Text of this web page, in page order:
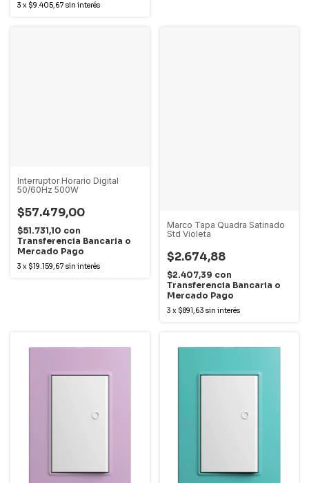
3 x $9.405,67 sin interés
Interruptor Horario Digital
50/60Hz 500W
$57.479,00
$51.731,10 con
Transferencia Bancaria o
Mercado Pago
3 x $19.159,67 sin interés
Marco Tapa Quadra Satinado
Std Violeta
$2.674,88
$2.407,39 con
Transferencia Bancaria o
Mercado Pago
3 x $891,63 sin interés